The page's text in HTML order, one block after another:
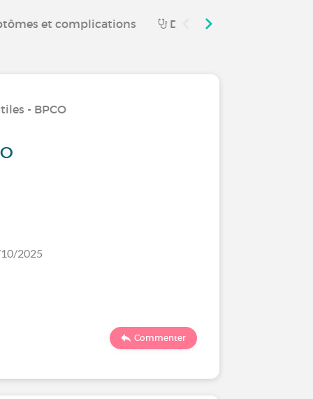
et complications Diagnostic et parcours
- BPCO
2025
Commenter